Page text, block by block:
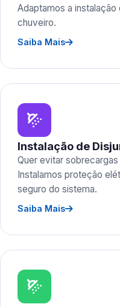
Adaptamos a
chuveiro.
Saiba Mais
Instalação de
Quer evitar
Instalamos proteção
seguro do sistema.
Saiba Mais